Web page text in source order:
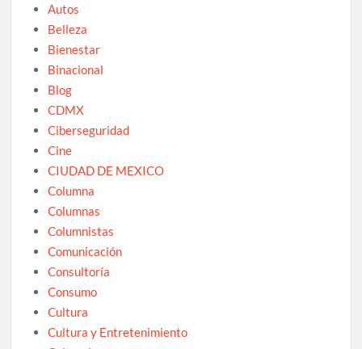
Autos
Belleza
Bienestar
Binacional
Blog
CDMX
Ciberseguridad
Cine
CIUDAD DE MEXICO
Columna
Columnas
Columnistas
Comunicación
Consultoría
Consumo
Cultura
Cultura y Entretenimiento